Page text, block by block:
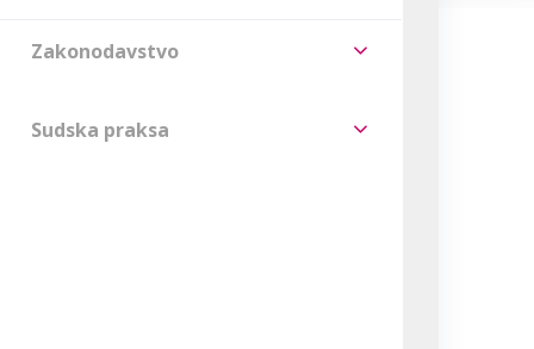
Zakonodavstvo
Sudska praksa